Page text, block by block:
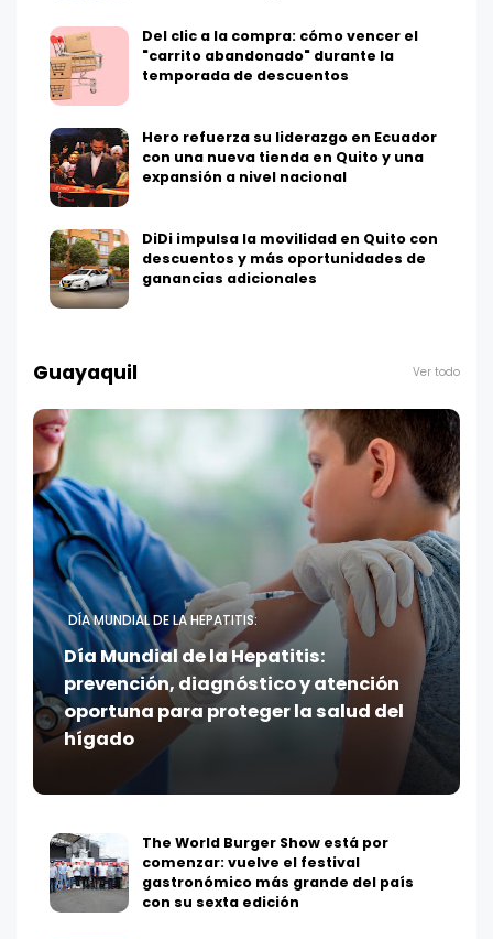
Del clic a la compra: cómo vencer el
"carrito abandonado" durante la
temporada de descuentos
Hero refuerza su liderazgo en Ecuador
con una nueva tienda en Quito y una
expansión a nivel nacional
DiDi impulsa la movilidad en Quito con
descuentos y más oportunidades de
ganancias adicionales
Guayaquil Ver todo
DÍA MUNDIAL DE LA HEPATITIS:
Día Mundial de la Hepatitis:
prevención, diagnóstico y atención
oportuna para proteger la salud del
hígado
The World Burger Show está por
comenzar: vuelve el festival
gastronómico más grande del país
con su sexta edición